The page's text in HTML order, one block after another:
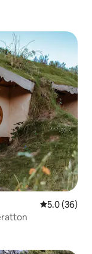
Calificación
5.0 (36)